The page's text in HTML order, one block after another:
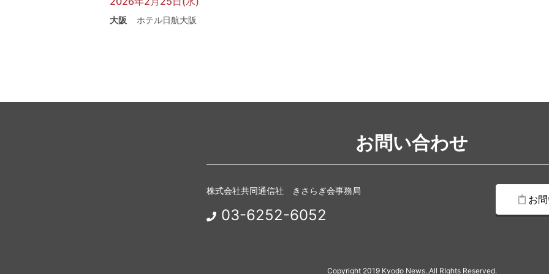
大阪 ホテル日航大阪
お問い合わせ
株式会社共同通信社 きさらぎ会事務局
03-6252-6052
お
Copyright 2019 Kyodo News.,All RIghts Reserved.